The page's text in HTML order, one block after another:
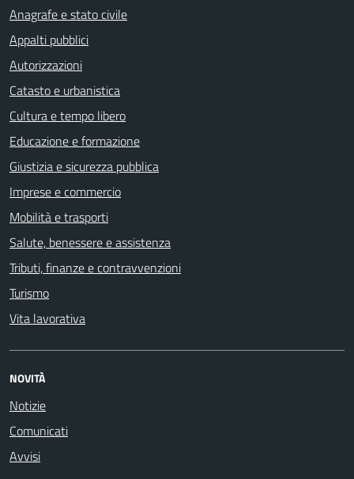
Anagrafe e stato civile
Appalti pubblici
Autorizzazioni
Catasto e urbanistica
Cultura e tempo libero
Educazione e formazione
Giustizia e sicurezza pubblica
Imprese e commercio
Mobilità e trasporti
Salute, benessere e assistenza
Tributi, finanze e contravvenzioni
Turismo
Vita lavorativa
NOVITÀ
Notizie
Comunicati
Avvisi